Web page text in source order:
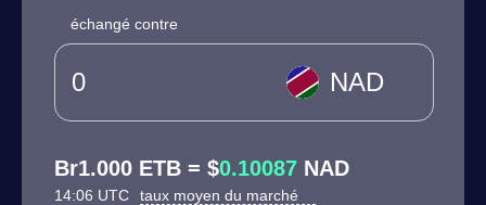
échangé contre
NAD
Br1.000 ETB = $0.10087 NAD
14:06 UTC taux moyen du marché